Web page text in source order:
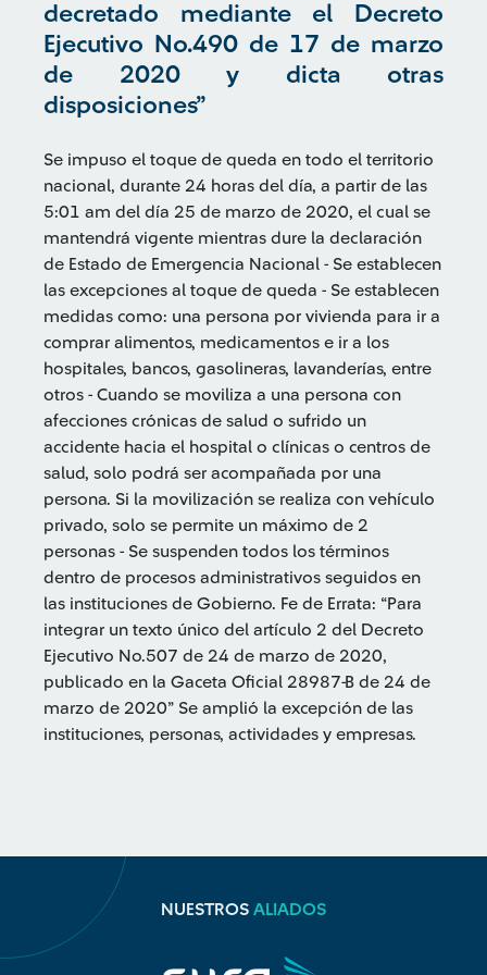
decretado mediante el Decreto
Ejecutivo No.490 de 17 de marzo
de 2020 y dicta otras
disposiciones”
Se impuso el toque de queda en todo el territorio
nacional, durante 24 horas del día, a partir de las
5:01 am del día 25 de marzo de 2020, el cual se
mantendrá vigente mientras dure la declaración
de Estado de Emergencia Nacional - Se establecen
las excepciones al toque de queda - Se establecen
medidas como: una persona por vivienda para ir a
comprar alimentos, medicamentos e ir a los
hospitales, bancos, gasolineras, lavanderías, entre
otros - Cuando se moviliza a una persona con
afecciones crónicas de salud o sufrido un
accidente hacia el hospital o clínicas o centros de
salud, solo podrá ser acompañada por una
persona. Si la movilización se realiza con vehículo
privado, solo se permite un máximo de 2
personas - Se suspenden todos los términos
dentro de procesos administrativos seguidos en
las instituciones de Gobierno. Fe de Errata: “Para
integrar un texto único del artículo 2 del Decreto
Ejecutivo No.507 de 24 de marzo de 2020,
publicado en la Gaceta Oficial 28987-B de 24 de
marzo de 2020” Se amplió la excepción de las
instituciones, personas, actividades y empresas.
NUESTROS ALIADOS